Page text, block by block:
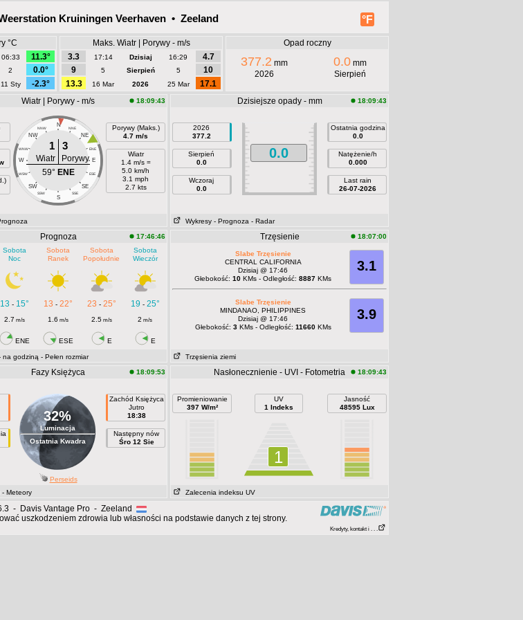
°F
Kruiningen Veerhaven • Zeeland
°C
06:33
11.3°
2
0.0°
11 Sty -2.3°
Maks. Wiatr | Porywy - m/s
3.3
17:14 Dzisiaj 16:29
4.7
9
5 Sierpień 5
10
13.3
16 Mar 2026 25 Mar 17.1
Opad roczny
377.2 mm
2026
0.0mm
Sierpień
Wiatr | Porywy - m/s 18:09:43
N
NNW NNE
NW NE
WNW ENE
W E
WSW ESE
SW SE
SSW SSE
S
1 3
Wiatr
Porywy
59° ENE
Porywy (Maks.)
4.7 m/s
Wiatr
1.4 m/s =
5.0 km/h
3.1 mph
2.7 kts
Dzisiejsze opady - mm 18:09:43
2026
377.2
Sierpień
0.0
Wczoraj
0.0
0.0
Ostatnia godzina
0.0
Natężenie/h
0.000
Last rain
26-07-2026
Wykresy - Prognoza - Radar
Prognoza
17:46:46
Sobota
Noc
Sobota
Ranek
Sobota
Popołudnie
Sobota
Wieczór
13 - 15° 13 - 22° 23 - 25° 19 - 25°
2.7 m/s 1.6 m/s 2.5m/s 2 m/s
ENE ESE E E
na godziną - Pełen rozmiar
Trzęsienie 18:07:00
3.1
Slabe Trzęsienie
CENTRAL CALIFORNIA
Dzisiaj @ 17:46
Głebokość: 10 KMs - Odległość: 8887 KMs
3.9
Slabe Trzęsienie
MINDANAO, PHILIPPINES
Dzisiaj @ 17:46
Głebokość: 3KMs - Odległość: 11660KMs
Trzęsienia ziemi
Fazy Księżyca 18:09:53
32%
Luminacja
Ostatnia Kwadra
Zachód Księżyca
Jutro
18:38
Następny nów
Śro 12 Sie
Perseids
- Meteory
Nasłonecznienie - UVI - Fotometria 18:09:43
Promieniowanie
397 W/m²
UV
1 Indeks
1
Jasność
48595 Lux
Zalecenia indeksu UV
- Davis Vantage Pro - Zeeland
uszkodzeniem zdrowia lub własności na podstawie danych z tej strony.
Kredyty, kontakt i . . .